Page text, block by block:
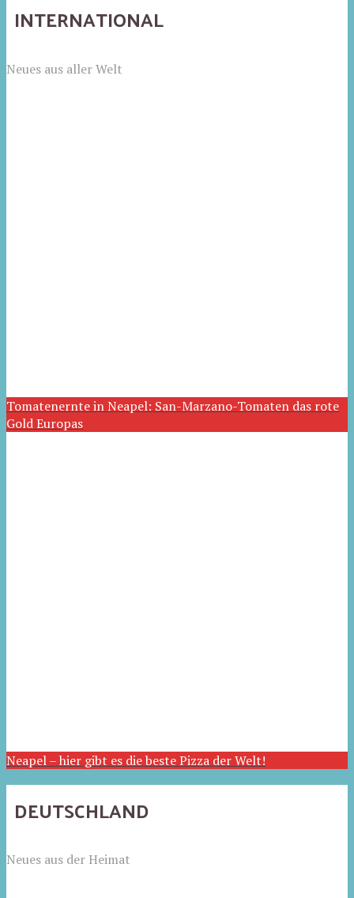
INTERNATIONAL
Neues aus aller Welt
Tomatenernte in Neapel: San-Marzano-Tomaten das rote
Gold Europas
Neapel – hier gibt es die beste Pizza der Welt!
DEUTSCHLAND
Neues aus der Heimat